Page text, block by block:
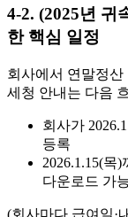
4-2. (2025년 귀
한 핵심 일정
회사에서 연말정산
세청 안내는 다음
회사가
등록
2026.1.15(목
다운로드 가
(회사마다 급여일·